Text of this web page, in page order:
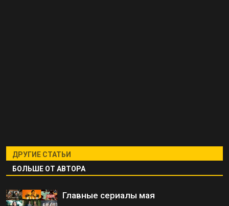
ДРУГИЕ СТАТЬИ
БОЛЬШЕ ОТ АВТОРА
Главные сериалы мая